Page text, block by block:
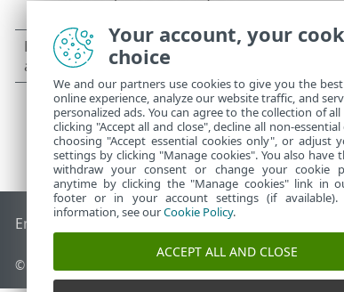
End of Life Base de connaissances ESET
© 1992 - 2026 ESET, spol. s r.o. - Tous droits réservés.
Your account, your
choice
We and our partners use cookies to give you the
online experience, analyze our website traffic, and
personalized ads. You can agree to the collection of
clicking "Accept all and close", decline all non-
choosing "Accept essential cookies only", or adjust
settings by clicking "Manage cookies". You also have
withdraw your consent or change your cookie
anytime by clicking the "Manage cookies" link in
footer or in your account settings (if available).
information, see ourCookie Policy.
ACCEPT ALL AND CLOSE